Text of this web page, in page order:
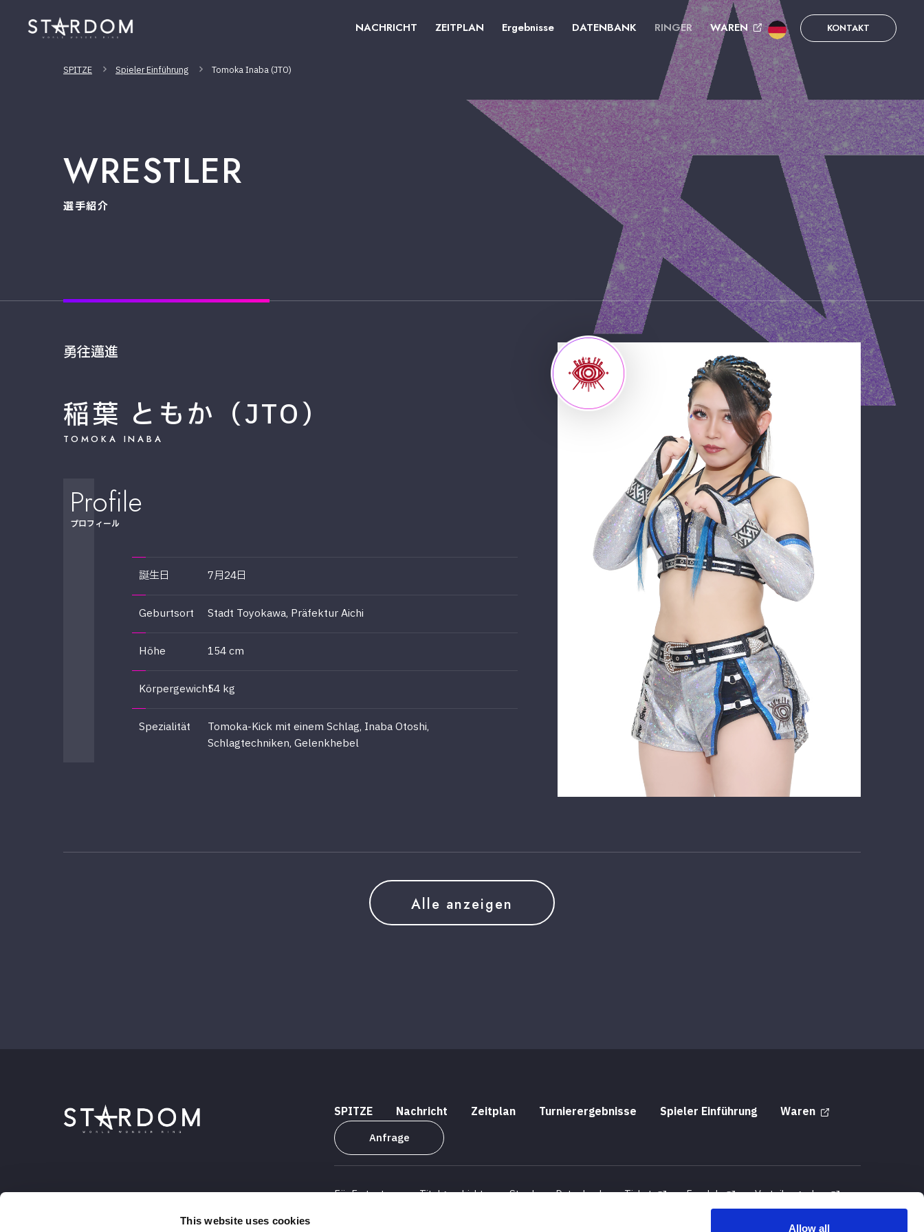
This website uses cookies
Allow all
NACHRICHT ZEITPLAN Ergebnisse DATENBANK RINGER WAREN KONTAKT
SPITZE Spieler Einführung Tomoka Inaba (JTO)
WRESTLER
選手紹介
勇往邁進
稲葉 ともか（JTO）
TOMOKA INABA
Profile
プロフィール
誕生日 7月24日
Geburtsort Stadt Toyokawa, Präfektur Aichi
Höhe 154 cm
Körpergewicht54 kg
Spezialität
Tomoka-Kick mit einem Schlag, Inaba Otoshi,
Schlagtechniken, Gelenkhebel
Alle anzeigen
SPITZE Nachricht Zeitplan Turnierergebnisse Spieler Einführung Waren
Anfrage
Für Erstnutzer Titelgeschichte Stardom -Datenbank Ticket Fanclub Verteilungsplan